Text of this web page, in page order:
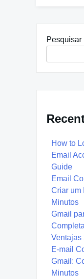
Pesquisar
How to
Email
Guide
Email
Criar um
Minutos
Gmail
Ventajas
E-mail
Gmail:
Minutos